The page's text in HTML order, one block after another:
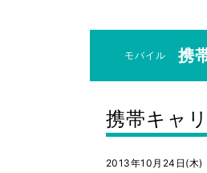
モバイル 携
携帯キャ
2013年10月24日(木)